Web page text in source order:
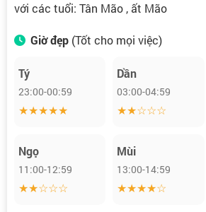
với các tuổi: Tân Mão , ất Mão
Giờ đẹp (Tốt cho mọi việc)
Tý
23:00-00:59
★★★★★
Dần
03:00-04:59
★★☆☆☆
Ngọ
11:00-12:59
★★☆☆☆
Mùi
13:00-14:59
★★★★☆